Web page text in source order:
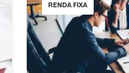
RENDA FIXA